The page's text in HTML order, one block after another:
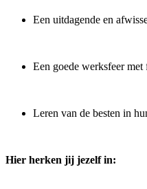
Een uitdagende en
Een goede werksfeer met
Leren van de besten in
Hier herken jij jezelf in: